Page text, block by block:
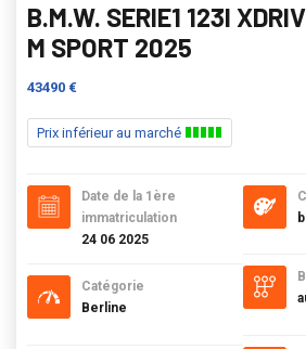
B.M.W. SERIE1 123I
M SPORT 2025
43490 €
Prix inférieur au marché
Date de la 1ère
immatriculation
24 06 2025
Catégorie
Berline